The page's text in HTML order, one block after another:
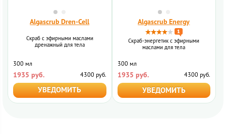
Algascrub Dren-Cell
Скраб с эфирными маслами
дренажный для тела
300 мл
1935 руб. 4300 руб.
УВЕДОМИТЬ
Algascrub Energy
1
Скраб-энергетик с эфирными
маслами для тела
300 мл
1935 руб. 4300 руб.
УВЕДОМИТЬ